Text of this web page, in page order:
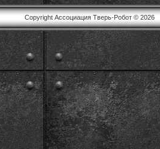
Copyright Ассоциация Тверь-Робот © 2026